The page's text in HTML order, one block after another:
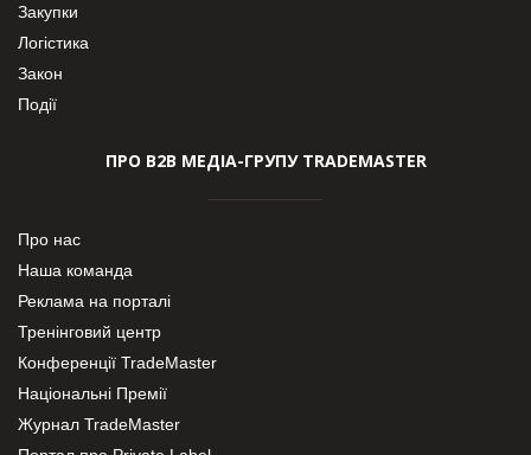
Закупки
Логістика
Закон
Події
ПРО В2В МЕДІА-ГРУПУ TRADEMASTER
Про нас
Наша команда
Реклама на порталі
Тренінговий центр
Конференції TradeMaster
Національні Премії
Журнал TradeMaster